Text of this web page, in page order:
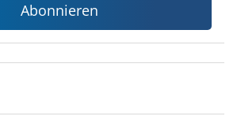
Abonnieren